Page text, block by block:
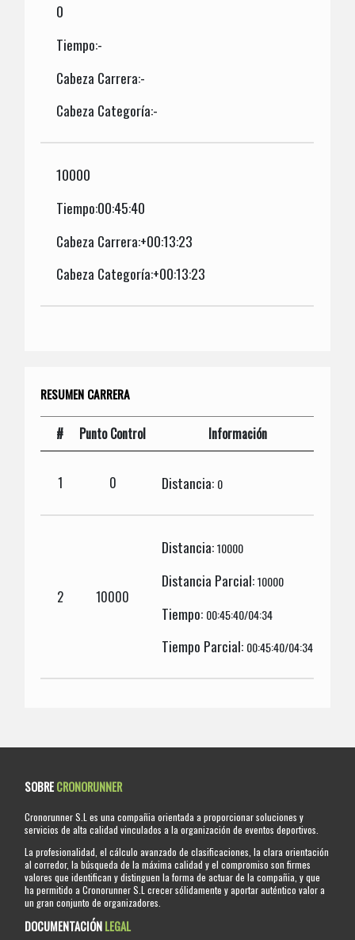
0
Tiempo:-
Cabeza Carrera:-
Cabeza Categoría:-
10000
Tiempo:00:45:40
Cabeza Carrera:+00:13:23
Cabeza Categoría:+00:13:23
RESUMEN CARRERA
# Punto Control Información
1 0 Distancia: 0
2 10000
Distancia:10000
Distancia Parcial:10000
Tiempo: 00:45:40/04:34
Tiempo Parcial: 00:45:40/04:34
SOBRECRONORUNNER
Cronorunner S.L es una compañia orientada a proporcionar soluciones y
servicios de alta calidad vinculados a la organización de eventos deportivos.
La profesionalidad, el cálculo avanzado de clasificaciones, la clara orientación
al corredor, la búsqueda de la máxima calidad y el compromiso son firmes
valores que identifican y distinguen la forma de actuar de la compañia, y que
ha permitido a Cronorunner S.L crecer sólidamente y aportar auténtico valor a
un gran conjunto de organizadores.
DOCUMENTACIÓNLEGAL